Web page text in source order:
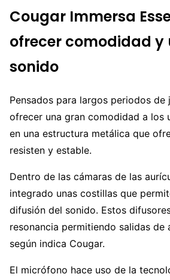
Cougar Immersa
ofrecer comodidad y
sonido
Pensados para largos periodos de
ofrecer una gran comodidad a los
en una estructura metálica que
resisten y estable.
Dentro de las cámaras de las
integrado unas costillas que
difusión del sonido. Estos
resonancia permitiendo salidas de
según indica Cougar.
El micrófono hace uso de la